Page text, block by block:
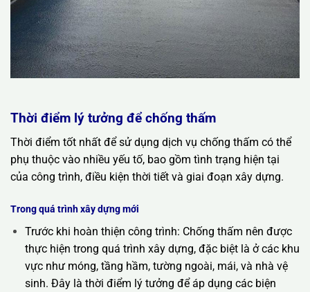
Thời điểm lý tưởng để chống thấm
Thời điểm tốt nhất để sử dụng dịch vụ chống thấm có thể
phụ thuộc vào nhiều yếu tố, bao gồm tình trạng hiện tại
của công trình, điều kiện thời tiết và giai đoạn xây dựng.
Trong quá trình xây dựng mới
Trước khi hoàn thiện công trình: Chống thấm nên được
thực hiện trong quá trình xây dựng, đặc biệt là ở các khu
vực như móng, tầng hầm, tường ngoài, mái, và nhà vệ
sinh. Đây là thời điểm lý tưởng để áp dụng các biện